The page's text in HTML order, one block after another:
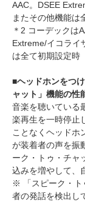
AAC。DSEE
またその他機能は
＊2 コーデックは
Extreme/イコライ
は全て初期設定時
■ヘッドホンをつ
ャット」機能の性
音楽を聴いている
楽再生を一時停止
ことなくヘッドホ
が装着者の声を振
ーク・トゥ・チャ
込みを増やして、
※ 「スピーク・ト
者の発話を検出し